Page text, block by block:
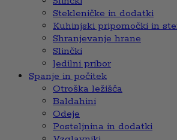
Stekleničke in dodatki
Kuhinjski pripomočki in
Shranjevanje hrane
Slinčki
Jedilni pribor
Spanje in počitek
Otroška ležišča
Baldahini
Odeje
Posteljnina in dodatki